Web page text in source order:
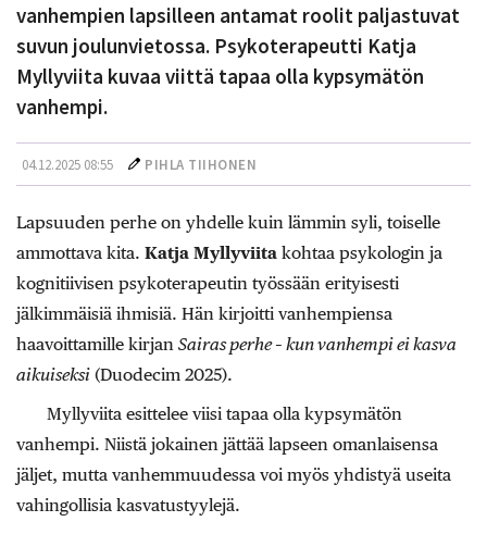
vanhempien lapsilleen antamat roolit paljastuvat
suvun joulunvietossa. Psykoterapeutti Katja
Myllyviita kuvaa viittä tapaa olla kypsymätön
vanhempi.
04.12.2025 08:55 PIHLA TIIHONEN
Lapsuuden perhe on yhdelle kuin lämmin syli, toiselle
ammottava kita. Katja Myllyviita kohtaa psykologin ja
kognitiivisen psykoterapeutin työssään erityisesti
jälkimmäisiä ihmisiä. Hän kirjoitti vanhempiensa
haavoittamille kirjan Sairas perhe – kun vanhempi ei kasva
aikuiseksi (Duodecim 2025).
Myllyviita esittelee viisi tapaa olla kypsymätön
vanhempi. Niistä jokainen jättää lapseen omanlaisensa
jäljet, mutta vanhemmuudessa voi myös yhdistyä useita
vahingollisia kasvatustyylejä.